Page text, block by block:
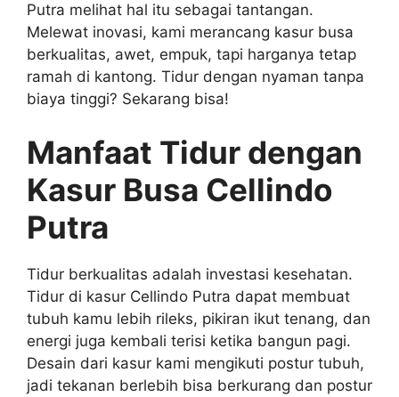
Putra melihat hal itu sebagai tantangan.
Melewat inovasi, kami merancang kasur busa
berkualitas, awet, empuk, tapi harganya tetap
ramah di kantong. Tidur dengan nyaman tanpa
biaya tinggi? Sekarang bisa!
Manfaat Tidur dengan
Kasur Busa Cellindo
Putra
Tidur berkualitas adalah investasi kesehatan.
Tidur di kasur Cellindo Putra dapat membuat
tubuh kamu lebih rileks, pikiran ikut tenang, dan
energi juga kembali terisi ketika bangun pagi.
Desain dari kasur kami mengikuti postur tubuh,
jadi tekanan berlebih bisa berkurang dan postur